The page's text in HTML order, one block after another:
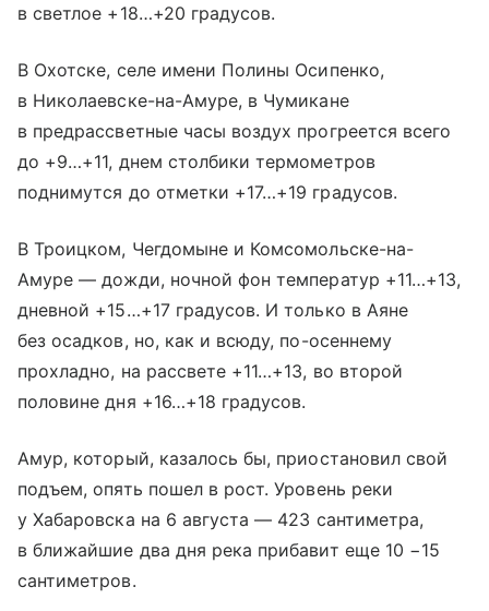
в светлое +18…+20 градусов.
В Охотске, селе имени Полины Осипенко,
в Николаевске-на-Амуре, в Чумикане
в предрассветные часы воздух прогреется всего
до +9…+11, днем столбики термометров
поднимутся до отметки +17…+19 градусов.
В Троицком, Чегдомыне и Комсомольске-на-
Амуре — дожди, ночной фон температур +11…+13,
дневной +15…+17 градусов. И только в Аяне
без осадков, но, как и всюду, по-осеннему
прохладно, на рассвете +11…+13, во второй
половине дня +16…+18 градусов.
Амур, который, казалось бы, приостановил свой
подъем, опять пошел в рост. Уровень реки
у Хабаровска на 6 августа — 423 сантиметра,
в ближайшие два дня река прибавит еще 10 −15
сантиметров.